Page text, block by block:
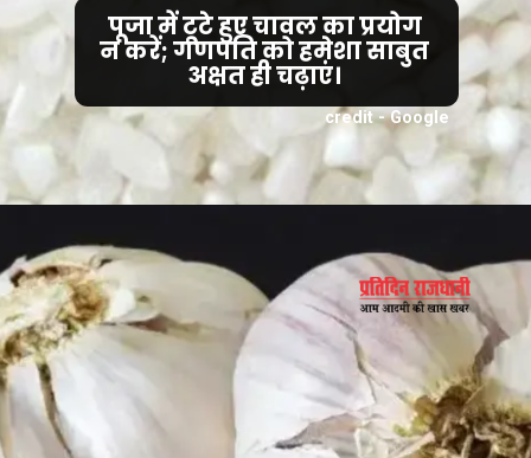
credit - Google
पूजा में टूटे हुए चावल का प्रयोग
न करें; गणपति को हमेशा साबुत
अक्षत ही चढ़ाएं।